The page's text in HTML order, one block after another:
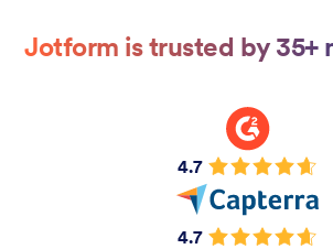
Jotform is trusted by 35+
4.7
4.7